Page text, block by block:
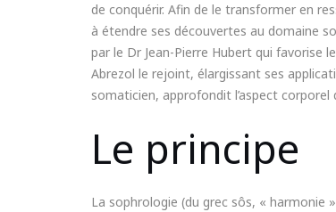
de conquérir. Afin de le transformer en
à étendre ses découvertes au domaine
par le Dr Jean-Pierre Hubert qui favorise
Abrezol le rejoint, élargissant ses
somaticien, approfondit l’aspect corporel
Le principe
La sophrologie (du grec sôs, « harmonie